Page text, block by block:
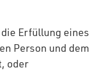
Erfüllung eines
Person und dem
oder